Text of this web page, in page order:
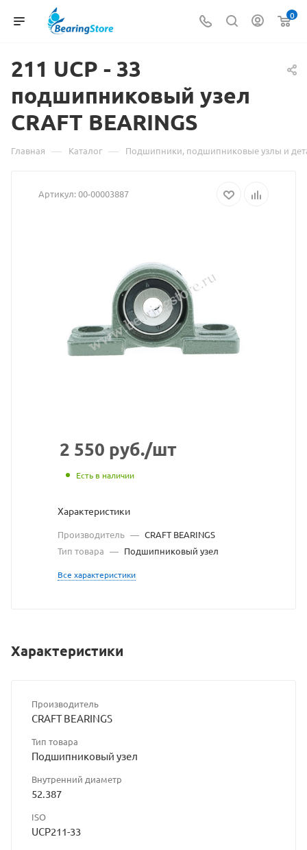
0
211 UCP - 33
подшипниковый узел
CRAFT Материал
о
211
подшипниковый
узел
CRAFT
с
сайта
ссылке
https://
без
разрешения
BEARINGS
Главная — Каталог — Подшипники, подшипниковые узлы и
Артикул:00-00003887
2 550 руб./шт
Есть в наличии
Характеристики
Производитель — CRAFT BEARINGS
Тип товара — Подшипниковый узел
Все характеристики
Характеристики
Производитель
CRAFT BEARINGS
Тип товара
Подшипниковый узел
Внутренний диаметр
52.387
ISO
UCP211-33